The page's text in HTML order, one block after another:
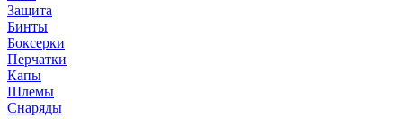
Защита
Бинты
Боксерки
Перчатки
Капы
Шлемы
Снаряды